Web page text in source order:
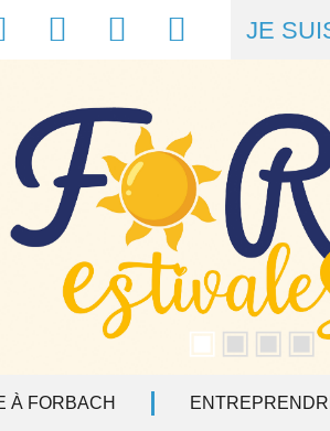
Météo
NumérosLiens
À FORBACH